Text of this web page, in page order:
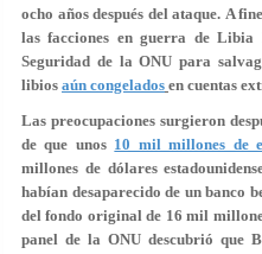
ocho años después del ataque. A
las facciones en guerra de Libia
Seguridad de la ONU para
libios aún congelados en cuentas
Las preocupaciones surgieron
de que unos 10 mil millones de
millones de dólares
habían desaparecido de un banco
del fondo original de 16 mil
panel de la ONU descubrió que